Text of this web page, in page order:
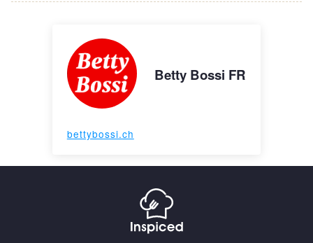
Betty Bossi FR
bettybossi.ch